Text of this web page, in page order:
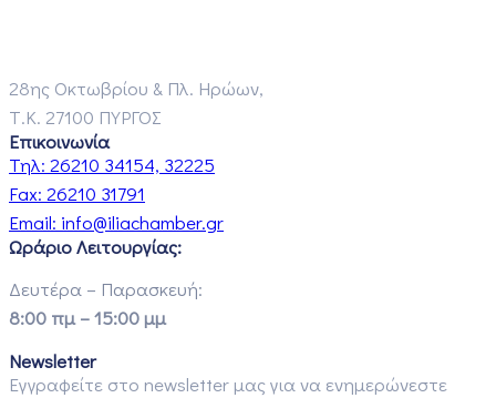
28ης Οκτωβρίου & Πλ. Ηρώων,
Τ.Κ. 27100 ΠΥΡΓΟΣ
Επικοινωνία
Τηλ: 26210 34154, 32225
Fax: 26210 31791
Email: info@iliachamber.gr
Ωράριο Λειτουργίας:
Δευτέρα – Παρασκευή:
8:00 πμ – 15:00 μμ
Newsletter
Εγγραφείτε στο newsletter μας για να ενημερώνεστε